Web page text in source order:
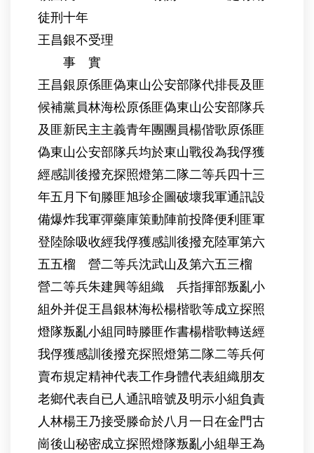
徒刑十年
王昌銀不受理
事 實
王昌銀原係匪偽東山公安部隊代排長及匪
候補黨員林海松原係匪偽東山公安部隊兵
及匪新民主主義青年團團員楊偕歌原係匪
偽東山公安部隊兵均於東山戰役為我俘獲
經感訓後撥充探照燈第二隊二等兵四十三
年五月下旬滕匪旭珍企圖破壞我軍通訊設
備爆炸我軍彈藥庫策動陣前投降便利匪軍
登陸除吸收經我俘獲感訓後撥充陸軍第六
五五榴 營二等兵沈武山及第六五三榴
營二等兵朱建興等組織 兵指揮部叛亂小
組外并促王昌銀林海松楊楷歌等成立探照
燈隊叛亂小組同時滕匪作書楊楷歌轉送經
我俘獲感訓後撥充探照燈第二隊二等兵何
賣布規定精神代表工作身體代表組織朋友
老鄉代表自已人通訊暗號及明示小組負責
人林楊王乃接受滕命於八月一日在金門古
崗後山秘密成立探照燈隊叛亂小組舉王為